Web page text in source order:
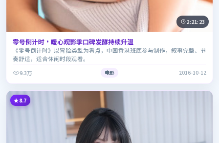
2:21:23
零号倒计时·暖心观影季口碑发酵持续升温
《零号倒计时》以冒险类型为看点，中国香港班底参与制作，叙事完整、节
奏舒适，适合休闲时段观看。
9.3万
电影 2016-10-12
8.7